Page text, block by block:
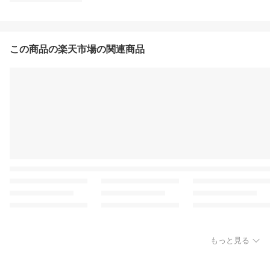
この商品の楽天市場の関連商品
もっと見る